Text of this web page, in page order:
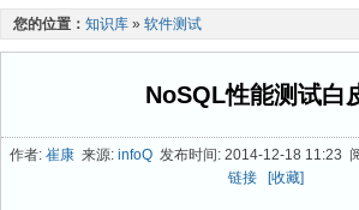
手机开发 软件工程
最新文章
您的位置： 知识库 » 软件测试
NoSQL性能测试白
作者: 崔康 来源: infoQ 发布时间: 2014-12-18 11:23
链接
[收藏]